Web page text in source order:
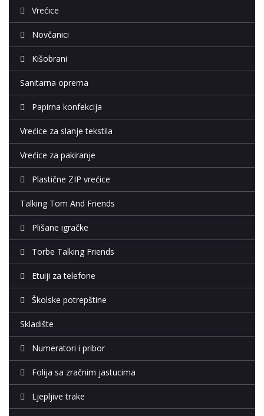
Vrećice
Novčanici
Kišobrani
Sanitarna oprema
Papirna konfekcija
Vrećice za slanje tekstila
Vrećice za pakiranje
Plastične ZIP vrećice
Talking Tom And Friends
Plišane igračke
Torbe Talking Friends
Etuiji za telefone
Školske potrepštine
Skladište
Numeratori i pribor
Folija sa zračnim jastucima
Ljepljive trake